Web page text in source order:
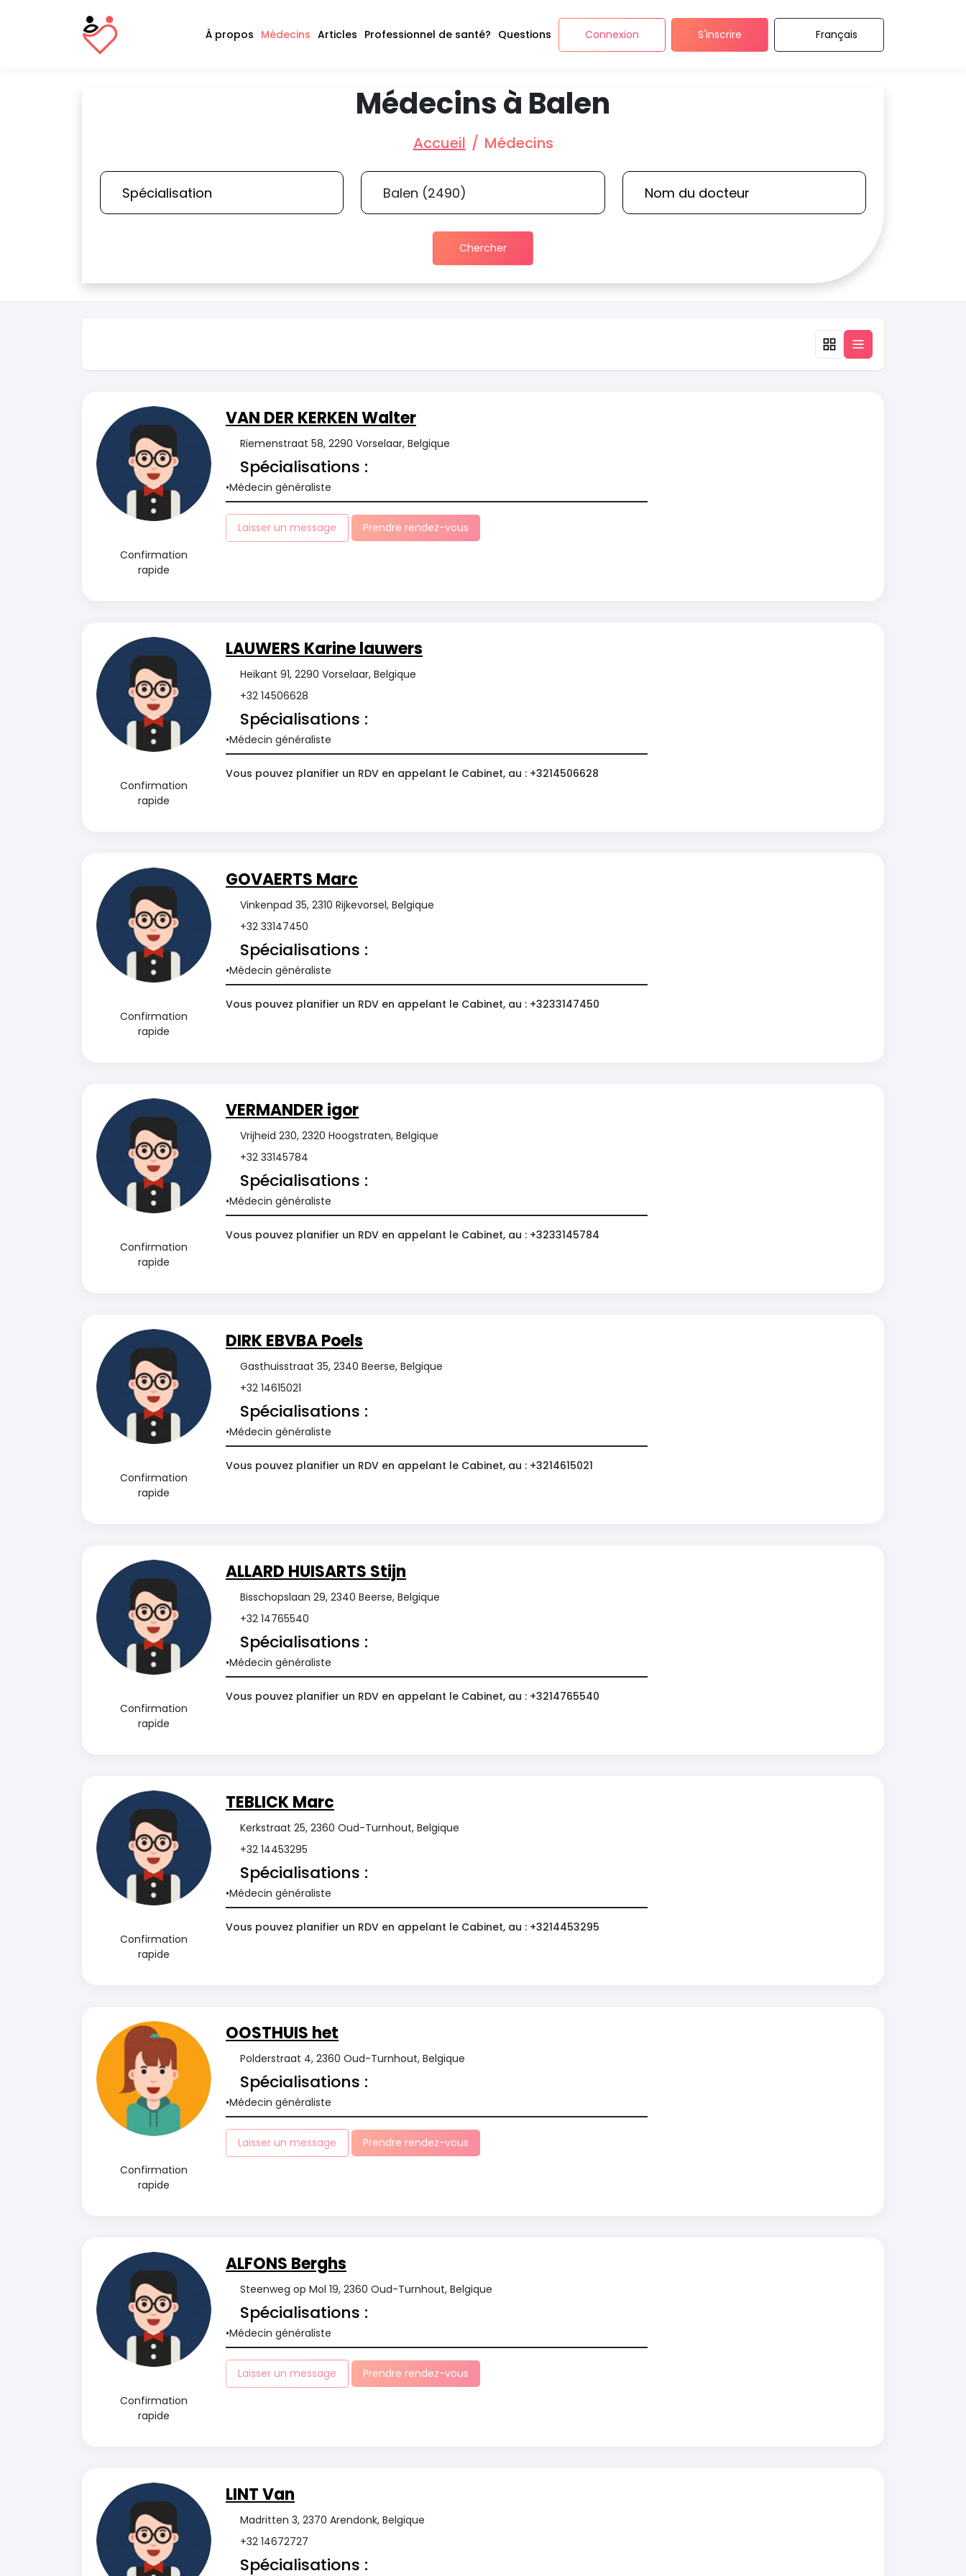
À propos Médecins Articles Professionnel de santé? Questions Connexion S'inscrire Français
Médecins à Balen
Accueil Médecins
Chercher
Confirmation
rapide
VAN DER KERKEN Walter
Riemenstraat 58, 2290 Vorselaar, Belgique
Spécialisations :
Médecin généraliste
Laisser un message Prendre rendez-vous
Confirmation
rapide
LAUWERS Karine lauwers
Heikant 91, 2290 Vorselaar, Belgique
+32 14506628
Spécialisations :
Médecin généraliste
Vous pouvez planifier un RDV en appelant le Cabinet, au : +3214506628
Confirmation
rapide
GOVAERTS Marc
Vinkenpad 35, 2310 Rijkevorsel, Belgique
+32 33147450
Spécialisations :
Médecin généraliste
Vous pouvez planifier un RDV en appelant le Cabinet, au : +3233147450
Confirmation
rapide
VERMANDER igor
Vrijheid 230, 2320 Hoogstraten, Belgique
+32 33145784
Spécialisations :
Médecin généraliste
Vous pouvez planifier un RDV en appelant le Cabinet, au : +3233145784
Confirmation
rapide
DIRK EBVBA Poels
Gasthuisstraat 35, 2340 Beerse, Belgique
+32 14615021
Spécialisations :
Médecin généraliste
Vous pouvez planifier un RDV en appelant le Cabinet, au : +3214615021
Confirmation
rapide
ALLARD HUISARTS Stijn
Bisschopslaan 29, 2340 Beerse, Belgique
+32 14765540
Spécialisations :
Médecin généraliste
Vous pouvez planifier un RDV en appelant le Cabinet, au : +3214765540
Confirmation
rapide
TEBLICK Marc
Kerkstraat 25, 2360 Oud-Turnhout, Belgique
+32 14453295
Spécialisations :
Médecin généraliste
Vous pouvez planifier un RDV en appelant le Cabinet, au : +3214453295
Confirmation
rapide
OOSTHUIS het
Polderstraat 4, 2360 Oud-Turnhout, Belgique
Spécialisations :
Médecin généraliste
Laisser un message Prendre rendez-vous
Confirmation
rapide
ALFONS Berghs
Steenweg op Mol 19, 2360 Oud-Turnhout, Belgique
Spécialisations :
Médecin généraliste
Laisser un message Prendre rendez-vous
LINT Van
Madritten 3, 2370 Arendonk, Belgique
+32 14672727
Spécialisations :